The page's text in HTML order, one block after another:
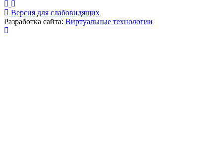
Версия для слабовидящих
Разработка сайта: Виртуальные технологии